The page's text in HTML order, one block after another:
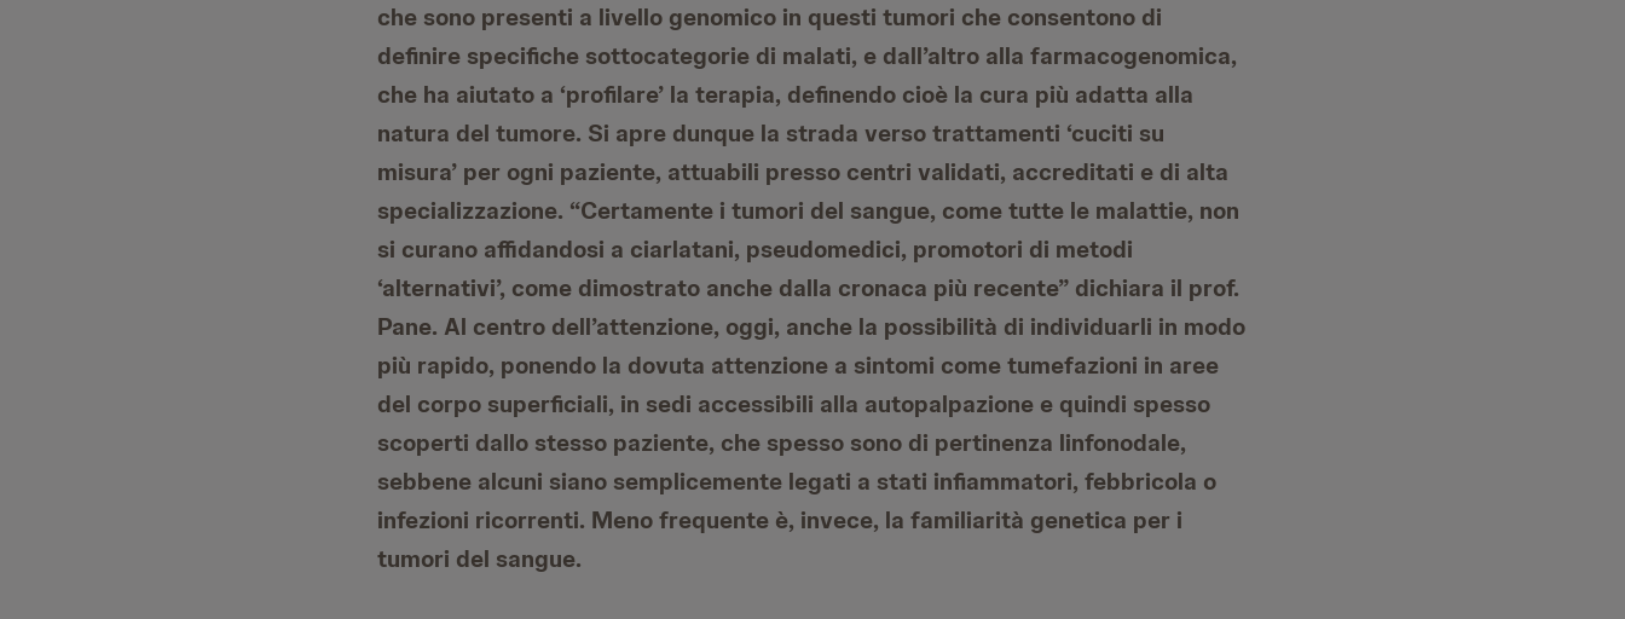
che sono presenti a livello genomico in questi tumori che consentono di
definire specifiche sottocategorie di malati, e dall’altro alla farmacogenomica,
che ha aiutato a ‘profilare’ la terapia, definendo cioè la cura più adatta alla
natura del tumore. Si apre dunque la strada verso trattamenti ‘cuciti su
misura’ per ogni paziente, attuabili presso centri validati, accreditati e di alta
specializzazione. “Certamente i tumori del sangue, come tutte le malattie, non
si curano affidandosi a ciarlatani, pseudomedici, promotori di metodi
‘alternativi’, come dimostrato anche dalla cronaca più recente” dichiara il prof.
Pane. Al centro dell’attenzione, oggi, anche la possibilità di individuarli in modo
più rapido, ponendo la dovuta attenzione a sintomi come tumefazioni in aree
del corpo superficiali, in sedi accessibili alla autopalpazione e quindi spesso
scoperti dallo stesso paziente, che spesso sono di pertinenza linfonodale,
sebbene alcuni siano semplicemente legati a stati infiammatori, febbricola o
infezioni ricorrenti. Meno frequente è, invece, la familiarità genetica per i
tumori del sangue.